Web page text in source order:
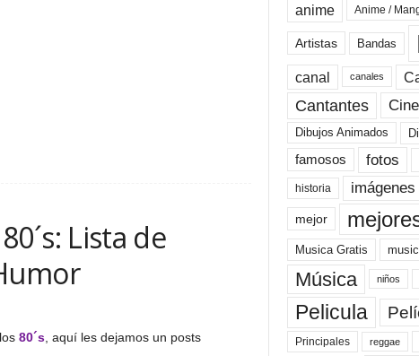
Lista de
80´s, aquí les dejamos un posts
anime Anime /
Artistas Bandas
canal canales
Cantantes Cine
Dibujos Animados
famosos fotos
historia imágenes
mejor
Musica Gratis
Música niños
Pelicula
Principales reggae